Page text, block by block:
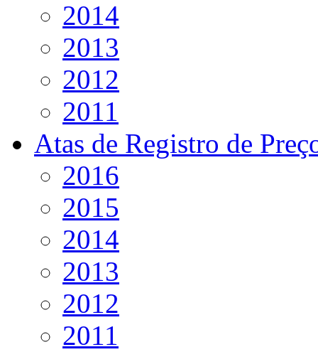
2014
2013
2012
2011
Atas de Registro de
2016
2015
2014
2013
2012
2011